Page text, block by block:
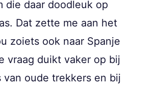
die daar doodleuk op
Dat zette me aan het
zoiets ook naar Spanje
vraag duikt vaker op bij
van oude trekkers en bij